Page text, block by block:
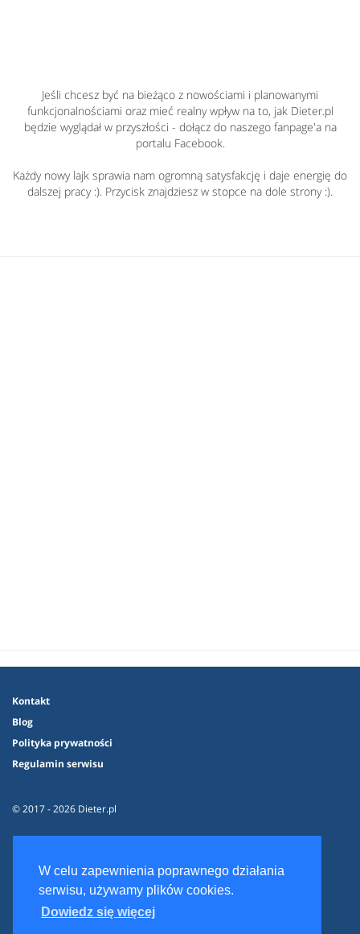
W celu zapewnienia poprawnego działania
serwisu, używamy plików cookies.
Dowiedz się więcej
Jeśli chcesz być na bieżąco z nowościami i planowanymi
funkcjonalnościami oraz mieć realny wpływ na to, jak Dieter.pl
będzie wyglądał w przyszłości - dołącz do naszego fanpage'a na
portalu Facebook.
Każdy nowy lajk sprawia nam ogromną satysfakcję i daje energię do
dalszej pracy :). Przycisk znajdziesz w stopce na dole strony :).
Kontakt
Blog
Polityka prywatności
Regulamin serwisu
© 2017 - 2026 Dieter.pl